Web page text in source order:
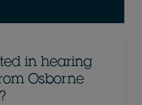
in hearing
Osborne